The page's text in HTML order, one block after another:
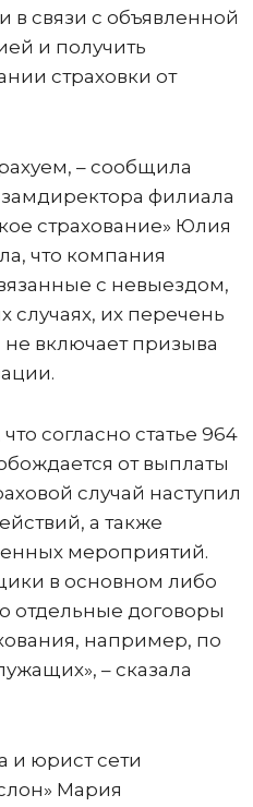
в связи с объявленной
и получить
страховки от
– сообщила
филиала
страхование» Юлия
что компания
с невыездом,
случаях, их перечень
включает призыва
согласно статье 964
от выплаты
случай наступил
а также
мероприятий.
в основном либо
отдельные договоры
например, по
– сказала
и юрист сети
Мария